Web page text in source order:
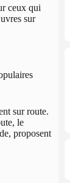
ceux qui
sur
sur route.
le
proposent